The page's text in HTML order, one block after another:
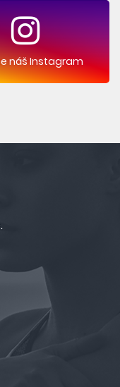
náš Instagram